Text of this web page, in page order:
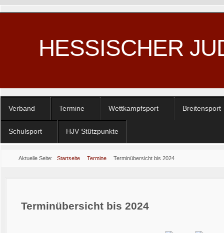
HESSISCHER
Verband Termine Wettkampfsport Breitensport
Schulsport HJV Stützpunkte
Aktuelle Seite: Startseite Termine Terminübersicht bis 2024
Terminübersicht bis 2024